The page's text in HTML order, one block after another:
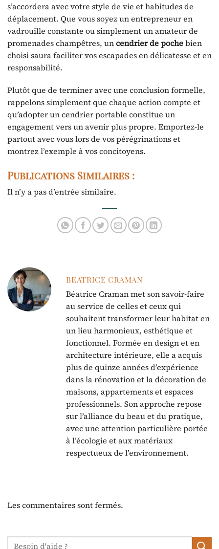
s’accordera avec votre style de vie et habitudes de
déplacement. Que vous soyez un entrepreneur en
vadrouille constante ou simplement un amateur de
promenades champêtres, uncendrier de pochebien
choisi saura faciliter vos escapades en délicatesse et en
responsabilité.
Plutôt que de terminer avec une conclusion formelle,
rappelons simplement que chaque action compte et
qu’adopter un cendrier portable constitue un
engagement vers un avenir plus propre. Emportez-le
partout avec vous lors de vos pérégrinations et
montrez l’exemple à vos concitoyens.
Publications Similaires :
Il n’y a pas d’entrée similaire.
BEATRICE CRAMAN
Béatrice Craman met son savoir-faire
au service de celles et ceux qui
souhaitent transformer leur habitat en
un lieu harmonieux, esthétique et
fonctionnel. Formée en design et en
architecture intérieure, elle a acquis
plus de quinze années d’expérience
dans la rénovation et la décoration de
maisons, appartements et espaces
professionnels. Son approche repose
sur l’alliance du beau et du pratique,
avec une attention particulière portée
à l’écologie et aux matériaux
respectueux de l’environnement.
Les commentaires sont fermés.